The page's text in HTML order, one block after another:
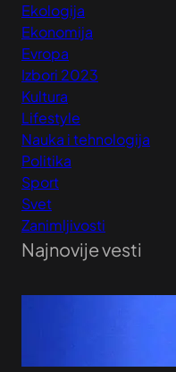
Ekologija
Ekonomija
Evropa
Izbori 2023
Kultura
Lifestyle
Nauka i tehnologija
Politika
Sport
Svet
Zanimljivosti
Najnovije vesti